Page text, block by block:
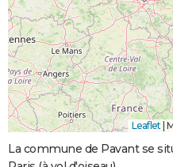
Leaflet
La commune de Pavant se